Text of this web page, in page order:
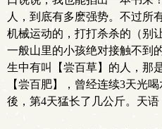
人，到底有多麽强势。不过所
机械运动的，打打杀杀的（别
一般山里的小孩绝对接触不到
生中有叫【尝百草】的人，那
【尝百肥】，曾经连续3天光
後，第4天猛长了几公斤。天语